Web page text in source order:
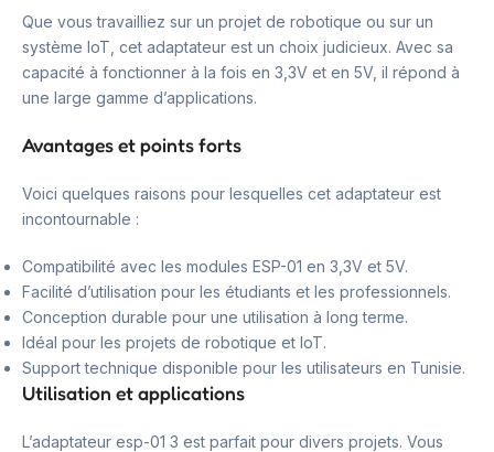
Que vous travailliez sur un projet de robotique ou sur un
système IoT, cet adaptateur est un choix judicieux. Avec sa
capacité à fonctionner à la fois en 3,3V et en 5V, il répond à
une large gamme d’applications.
Avantages et points forts
Voici quelques raisons pour lesquelles cet adaptateur est
incontournable :
Compatibilité avec les modules ESP-01 en 3,3V et 5V.
Facilité d’utilisation pour les étudiants et les professionnels.
Conception durable pour une utilisation à long terme.
Idéal pour les projets de robotique et IoT.
Support technique disponible pour les utilisateurs en Tunisie.
Utilisation et applications
L’adaptateur esp-01 3 est parfait pour divers projets. Vous